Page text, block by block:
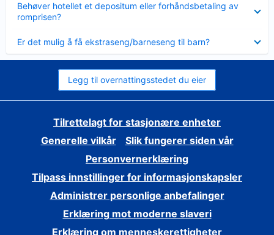
Behøver hotellet et depositum eller forhåndsbetaling av
romprisen?
mindre
Er det mulig å få ekstraseng/barneseng til barn?
mindre
Legg til overnattingsstedet du eier
Tilrettelagt for stasjonære enheter
Generelle vilkår
Slik fungerer siden vår
Personvernerklæring
Tilpass innstillinger for informasjonskapsler
Administrer personlige anbefalinger
Erklæring mot moderne slaveri
Erklæring om menneskerettigheter